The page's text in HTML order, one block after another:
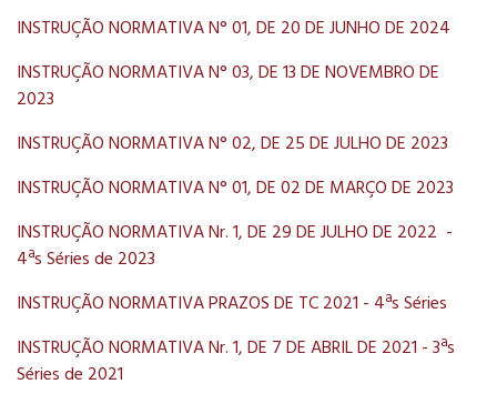
INSTRUÇÃO NORMATIVA N° 01, DE 20 DE JUNHO DE 2024
INSTRUÇÃO NORMATIVA N° 03, DE 13 DE NOVEMBRO DE
2023
INSTRUÇÃO NORMATIVA N° 02, DE 25 DE JULHO DE 2023
INSTRUÇÃO NORMATIVA N° 01, DE 02 DE MARÇO DE 2023
INSTRUÇÃO NORMATIVA Nr. 1, DE 29 DE JULHO DE 2022 -
4ªs Séries de 2023
INSTRUÇÃO NORMATIVA PRAZOS DE TC 2021 - 4ªs Séries
INSTRUÇÃO NORMATIVA Nr. 1, DE 7 DE ABRIL DE 2021 - 3ªs
Séries de 2021